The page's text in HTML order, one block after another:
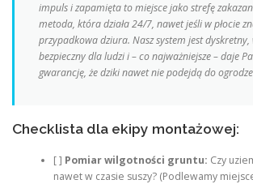
impuls i zapamięta to miejsce jako strefę
metoda, która działa 24/7, nawet jeśli w płocie
przypadkowa dziura. Nasz system jest dyskretny,
bezpieczny dla ludzi i – co najważniejsze – daje
gwarancję, że dziki nawet nie podejdą do
Checklista dla ekipy montażowej:
[ ] Pomiar wilgotności gruntu: Czy
nawet w czasie suszy? (Podlewamy